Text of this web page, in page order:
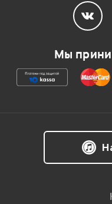
Ваша оценка:
Мы